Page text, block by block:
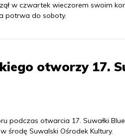
w czwartek wieczorem swoim
potrwa do soboty.
otworzy 17.
podczas otwarcia 17. Suwałki
środę Suwalski Ośrodek Kultury.